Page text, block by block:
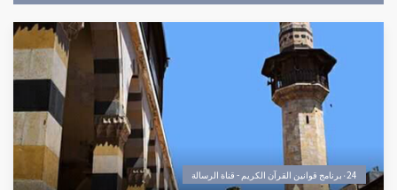
٠24برنامج قوانين القرآن الكريم - قناة الرسالة